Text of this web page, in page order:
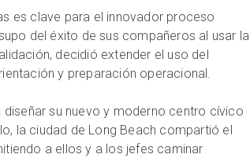
es clave para el innovador proceso
del éxito de sus compañeros al usar la
decidió extender el uso del
y preparación operacional.
su nuevo y moderno centro cívico
la ciudad de Long Beach compartió el
a ellos y a los jefes caminar